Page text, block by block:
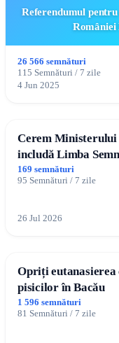
Referendumul pentru
României
26 566 semnături
115 Semnături / 7 zile
4 Jun 2025
Cerem Ministerului
includă Limba
Braille în școlile din
Moldova!
169 semnături
95 Semnături / 7 zile
26 Jul 2026
Opriți
pisicilor în Bacău
1 596 semnături
81 Semnături / 7 zile